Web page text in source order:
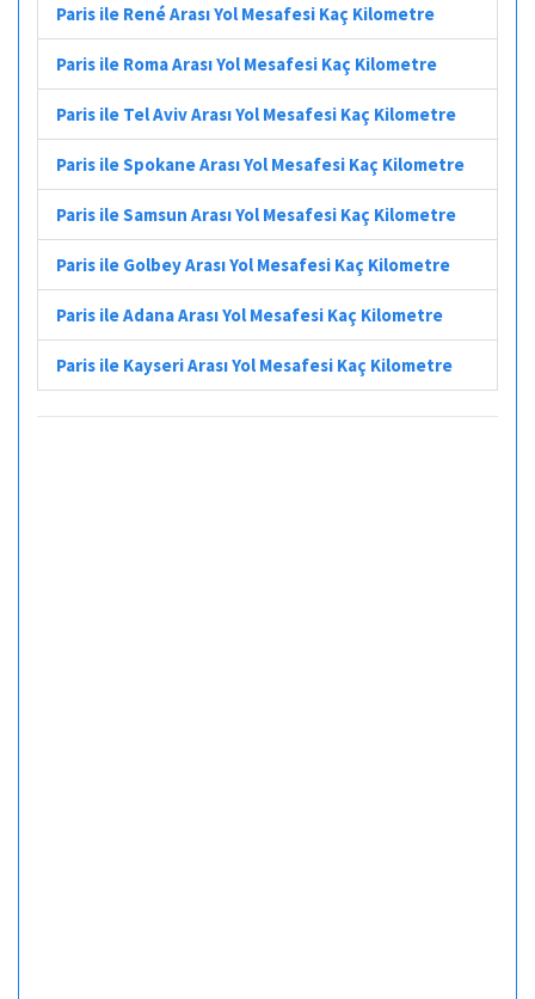
Paris ile René Arası Yol Mesafesi Kaç Kilometre
Paris ile Roma Arası Yol Mesafesi Kaç Kilometre
Paris ile Tel Aviv Arası Yol Mesafesi Kaç Kilometre
Paris ile Spokane Arası Yol Mesafesi Kaç Kilometre
Paris ile Samsun Arası Yol Mesafesi Kaç Kilometre
Paris ile Golbey Arası Yol Mesafesi Kaç Kilometre
Paris ile Adana Arası Yol Mesafesi Kaç Kilometre
Paris ile Kayseri Arası Yol Mesafesi Kaç Kilometre